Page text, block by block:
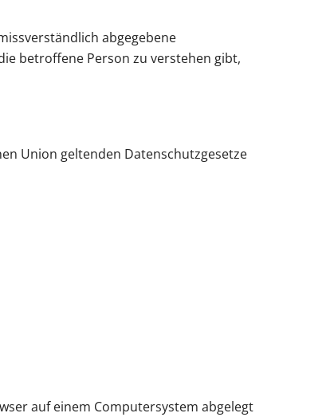
abgegebene
betroffene Person zu verstehen gibt,
Union geltenden Datenschutzgesetze
auf einem Computersystem abgelegt